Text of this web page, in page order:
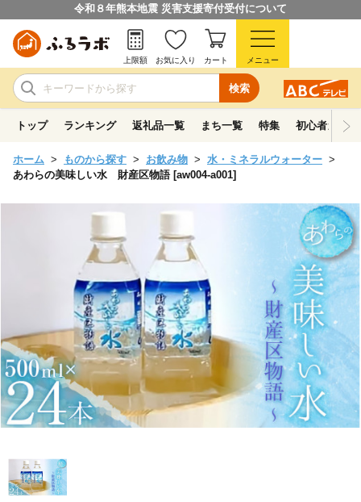
令和８年熊本地震 災害支援寄付受付について
検索
上限額 お気に入り カート メニュー
トップ ランキング 返礼品一覧 まち一覧 特集 初心者ガイド
ホーム ものから探す お飲み物
水・ミネラルウォーター
あわらの美味しい水 財産区物語 [aw004-a001]